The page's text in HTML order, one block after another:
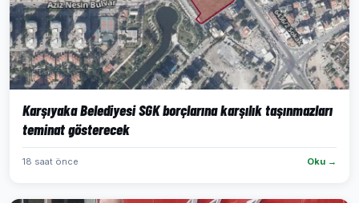
Karşıyaka Belediyesi SGK borçlarına karşılık taşınmazları
teminat gösterecek
18 saat önce Oku →